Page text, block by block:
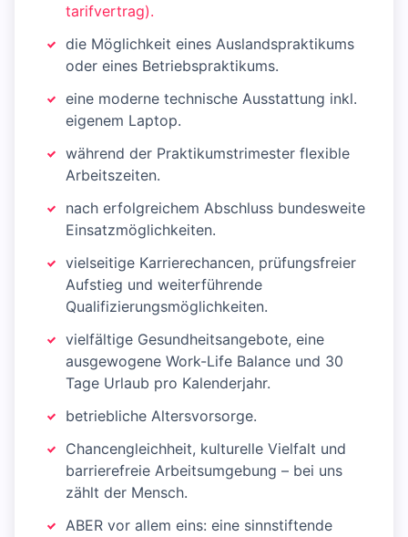
tarifvertrag).
die Möglichkeit eines Auslandspraktikums
oder eines Betriebspraktikums.
eine moderne technische Ausstattung inkl.
eigenem Laptop.
während der Praktikumstrimester flexible
Arbeitszeiten.
nach erfolgreichem Abschluss bundesweite
Einsatzmöglichkeiten.
vielseitige Karrierechancen, prüfungsfreier
Aufstieg und weiterführende
Qualifizierungsmöglichkeiten.
vielfältige Gesundheitsangebote, eine
ausgewogene Work-Life Balance und 30
Tage Urlaub pro Kalenderjahr.
betriebliche Altersvorsorge.
Chancengleichheit, kulturelle Vielfalt und
barrierefreie Arbeitsumgebung – bei uns
zählt der Mensch.
ABER vor allem eins: eine sinnstiftende